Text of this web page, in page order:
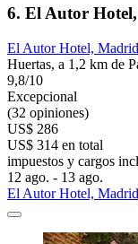
6. El Autor
El Autor Hotel,
Huertas, a 1,2 km de
9,8/10
Excepcional
(32 opiniones)
US$ 286
US$ 314 en total
impuestos y cargos
12 ago. - 13 ago.
El Autor Hotel,